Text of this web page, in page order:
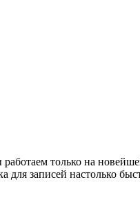
только на
записей настолько